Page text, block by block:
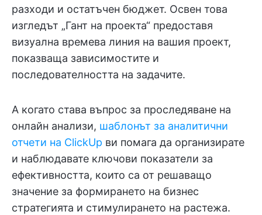
разходи и остатъчен бюджет. Освен това
изгледът „Гант на проекта“ предоставя
визуална времева линия на вашия проект,
показваща зависимостите и
последователността на задачите.
А когато става въпрос за проследяване на
онлайн анализи, шаблонът за аналитични
отчети на ClickUp ви помага да организирате
и наблюдавате ключови показатели за
ефективността, които са от решаващо
значение за формирането на бизнес
стратегията и стимулирането на растежа.